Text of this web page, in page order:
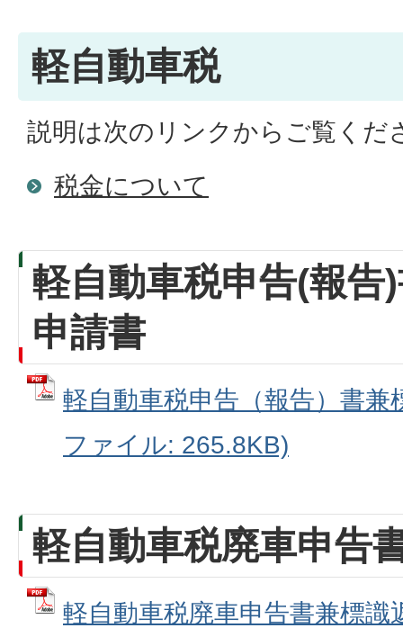
軽自動車税
説明は次のリンクからご覧くだ
税金について
軽自動車税申告(報告
申請書
軽自動車税申告（報告）書兼
ファイル: 265.8KB)
軽自動車税廃車申告
軽自動車税廃車申告書兼標